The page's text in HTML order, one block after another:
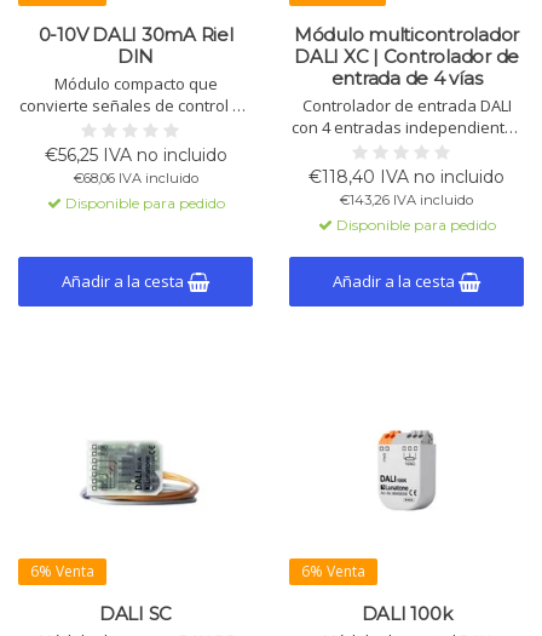
0-10V DALI 30mA Riel
DIN
Módulo compacto que
convierte señales de control de
0-10V en niveles de atenuación
DALI. Fuente de alimentación
DALI integrada para hasta 10
dispositivos. Montaje en carril
DIN.
€56,25 IVA no incluido
€68,06 IVA incluido
Disponible para pedido
Añadir a la cesta
Módulo multicontrolador
DALI XC | Controlador de
entrada de 4 vías
Controlador de entrada DALI
con 4 entradas independientes
para interruptores. Alimentado
por DALI, modo y alcance
ajustables. Múltiples módulos
€118,40 IVA no incluido
€143,26 IVA incluido
Disponible para pedido
Añadir a la cesta
6% Venta
DALI SC
6% Venta
DALI 100k